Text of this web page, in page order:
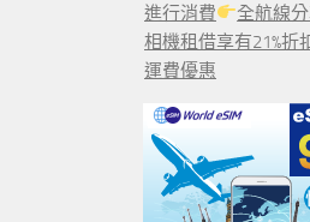
進行消費
全航線
相機租借享有21%折
運費優惠